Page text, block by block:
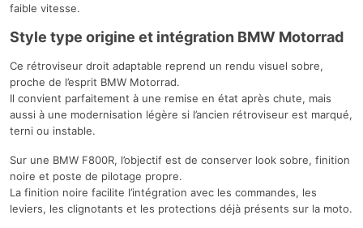
faible vitesse.
Style type origine et intégration BMW Motorrad
Ce rétroviseur droit adaptable reprend un rendu visuel sobre,
proche de l’esprit BMW Motorrad.
Il convient parfaitement à une remise en état après chute, mais
aussi à une modernisation légère si l’ancien rétroviseur est marqué,
terni ou instable.
Sur une BMW F800R, l’objectif est de conserver look sobre, finition
noire et poste de pilotage propre.
La finition noire facilite l’intégration avec les commandes, les
leviers, les clignotants et les protections déjà présents sur la moto.